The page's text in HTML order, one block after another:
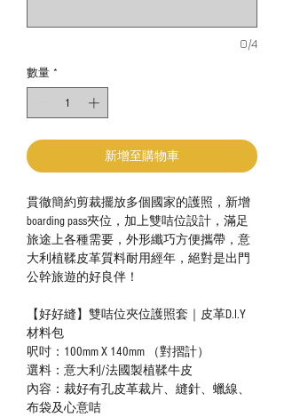
0/4
數量 *
新增至購物車
貫徹簡約剪裁擺放多個國家的護照，新增
boarding pass夾位，加上雙咭位設計，滿足
旅途上各種需要，外形纖巧方便攜帶，意
大利植鞣皮革質料耐用經年，絕對是出門
公幹旅遊的好良伴！
【好好縫】雙咭位夾位護照套｜皮革D.I.Y
材料包
呎吋：100mm X 140mm （對摺計）
選料：意大利/法國製植鞣牛皮
內容：裁好有孔皮革裁片、縫針、蠟線、
布袋及心意咭